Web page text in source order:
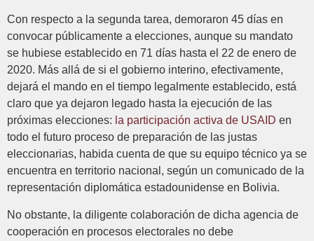
Con respecto a la segunda tarea, demoraron 45 días en
convocar públicamente a elecciones, aunque su mandato
se hubiese establecido en 71 días hasta el 22 de enero de
2020. Más allá de si el gobierno interino, efectivamente,
dejará el mando en el tiempo legalmente establecido, está
claro que ya dejaron legado hasta la ejecución de las
próximas elecciones: la participación activa de USAID en
todo el futuro proceso de preparación de las justas
eleccionarias, habida cuenta de que su equipo técnico ya se
encuentra en territorio nacional, según un comunicado de la
representación diplomática estadounidense en Bolivia.
No obstante, la diligente colaboración de dicha agencia de
cooperación en procesos electorales no debe